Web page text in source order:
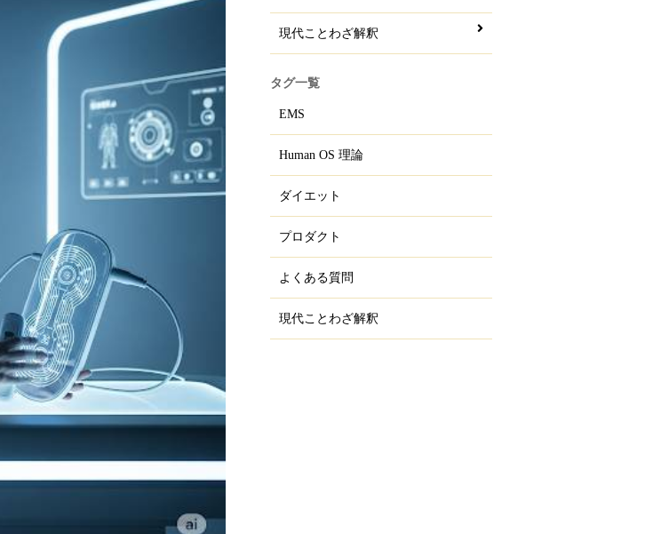
現代ことわざ解釈
タグ一覧
EMS
Human OS 理論
ダイエット
プロダクト
よくある質問
現代ことわざ解釈